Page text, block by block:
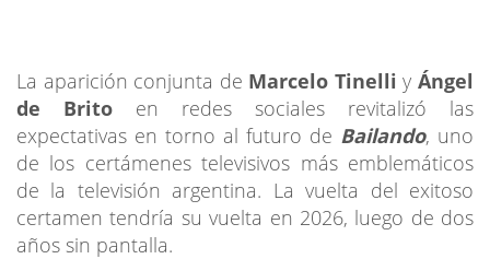
La aparición conjunta de Marcelo Tinelli yÁngel
de Brito en redes sociales revitalizó las
expectativas en torno al futuro de Bailando, uno
de los certámenes televisivos más emblemáticos
de la televisión argentina. La vuelta del exitoso
certamen tendría su vuelta en 2026, luego de dos
años sin pantalla.